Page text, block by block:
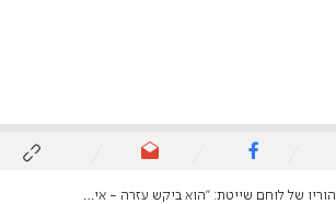
הוריו של לוחם שייטת: "הוא ביקש עזרה - איש לא חזר אליו"